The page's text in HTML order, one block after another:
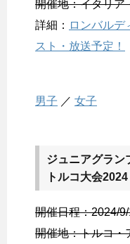
開催地：イタリア
詳細： ロンバルデ
スト・放送予定！
男子 ／ 女子
ジュニアグラン
トルコ大会2024
開催日程：2024/
開催地：トルコ・